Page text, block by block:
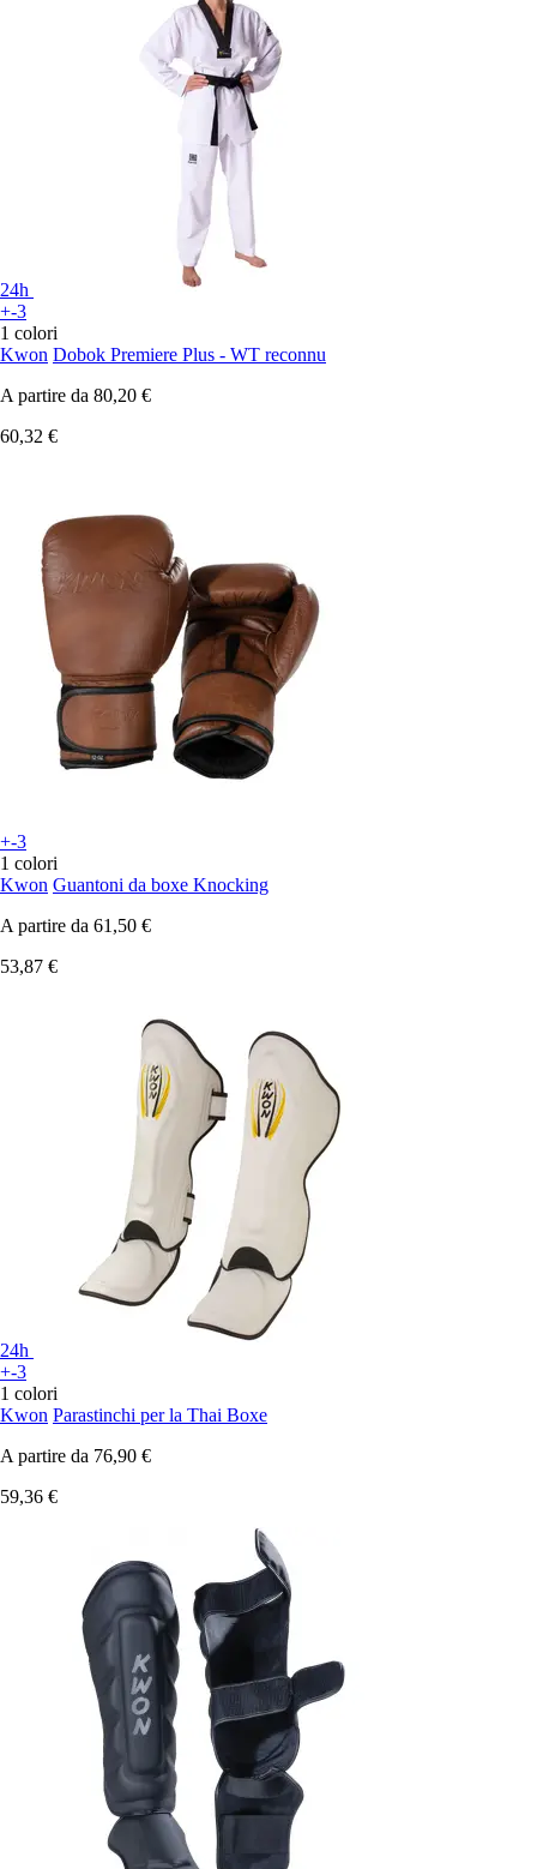
24h
+-3
1 colori
Kwon Dobok Premiere Plus - WT reconnu
A partire da 80,20 €
60,32 €
+-3
1 colori
Kwon Guantoni da boxe Knocking
A partire da 61,50 €
53,87 €
24h
+-3
1 colori
Kwon Parastinchi per la Thai Boxe
A partire da 76,90 €
59,36 €